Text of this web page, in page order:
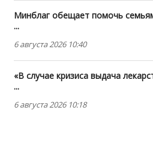
Минблаг обещает помочь
...
6 августа 2026 10:40
«В случае кризиса выдача
...
6 августа 2026 10:18